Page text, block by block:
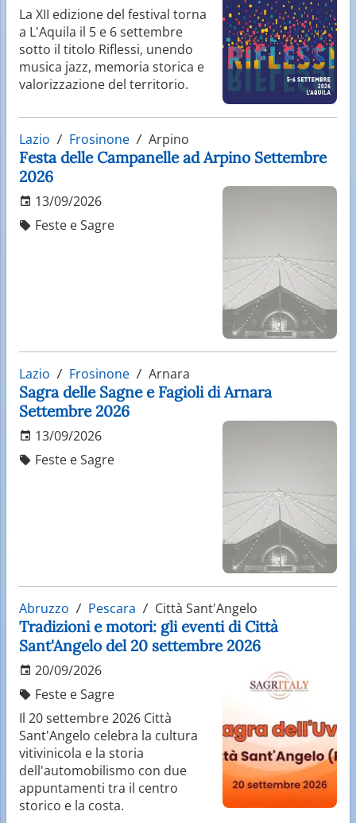
La XII edizione del festival torna
a L'Aquila il 5 e 6 settembre
sotto il titolo Riflessi, unendo
musica jazz, memoria storica e
valorizzazione del territorio.
Lazio Frosinone Arpino
Festa delle Campanelle ad Arpino Settembre
2026
13/09/2026
Feste e Sagre
Lazio Frosinone Arnara
Sagra delle Sagne e Fagioli di Arnara
Settembre 2026
13/09/2026
Feste e Sagre
Abruzzo Pescara Città Sant'Angelo
Tradizioni e motori: gli eventi di Città
Sant'Angelo del 20 settembre 2026
20/09/2026
Feste e Sagre
Il 20 settembre 2026 Città
Sant'Angelo celebra la cultura
vitivinicola e la storia
dell'automobilismo con due
appuntamenti tra il centro
storico e la costa.